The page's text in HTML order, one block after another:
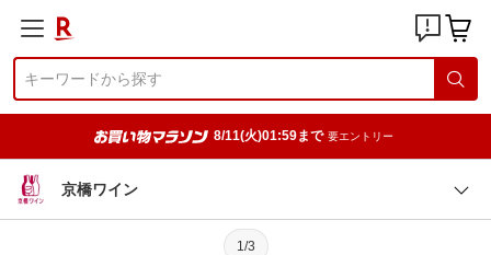
8/11(火)01:59まで 要エントリー
京橋ワイン
1/3